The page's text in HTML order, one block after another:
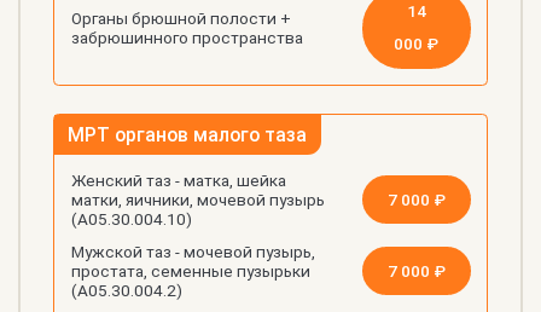
Органы брюшной полости +
забрюшинного пространства
14
000 ₽
МРТ органов малого таза
Женский таз - матка, шейка
матки, яичники, мочевой пузырь
(А05.30.004.10)
7 000 ₽
Мужской таз - мочевой пузырь,
простата, семенные пузырьки
(А05.30.004.2)
7 000 ₽